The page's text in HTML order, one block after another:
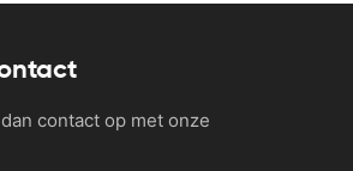
contact op met onze